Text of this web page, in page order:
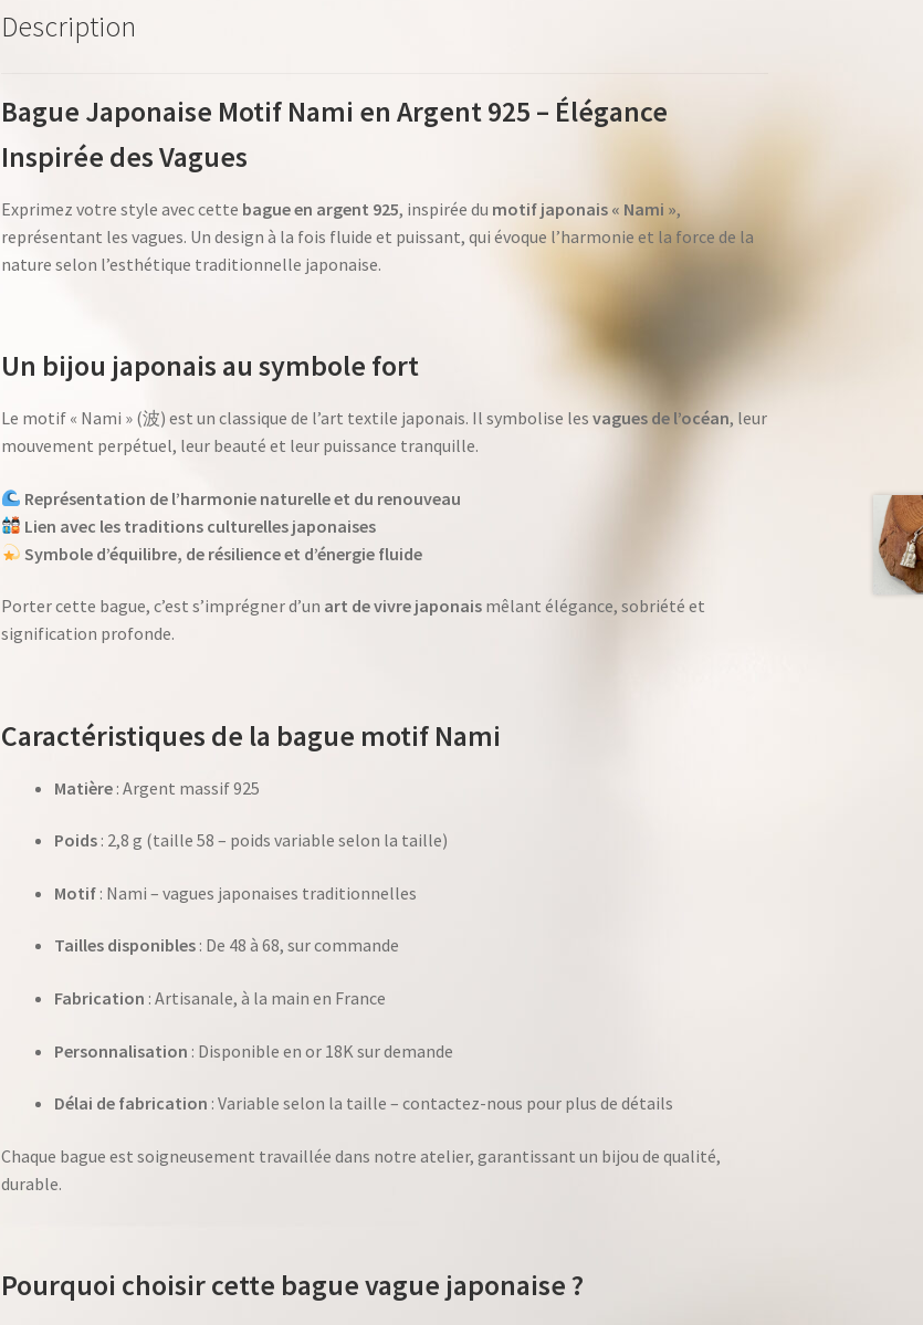
Description
Bague Japonaise Motif Nami en Argent 925 – Élégance
Inspirée des Vagues
Exprimez votre style avec cette bague en argent 925, inspirée du motif japonais « Nami »,
représentant les vagues. Un design à la fois fluide et puissant, qui évoque l’harmonie et la force de la
nature selon l’esthétique traditionnelle japonaise.
Un bijou japonais au symbole fort
Le motif « Nami » (波) est un classique de l’art textile japonais. Il symbolise lesvagues de l’océan, leur
mouvement perpétuel, leur beauté et leur puissance tranquille.
Représentation de l’harmonie naturelle et du renouveau
Lien avec les traditions culturelles japonaises
Symbole d’équilibre, de résilience et d’énergie fluide
Porter cette bague, c’est s’imprégner d’un art de vivre japonais mêlant élégance, sobriété et
signification profonde.
Caractéristiques de la bague motif Nami
Matière : Argent massif 925
Poids : 2,8 g (taille 58 – poids variable selon la taille)
Motif : Nami – vagues japonaises traditionnelles
Tailles disponibles : De 48 à 68, sur commande
Fabrication : Artisanale, à la main en France
Personnalisation : Disponible en or 18K sur demande
Délai de fabrication : Variable selon la taille – contactez-nous pour plus de détails
Chaque bague est soigneusement travaillée dans notre atelier, garantissant un bijou de qualité,
durable.
Pourquoi choisir cette bague vague japonaise ?